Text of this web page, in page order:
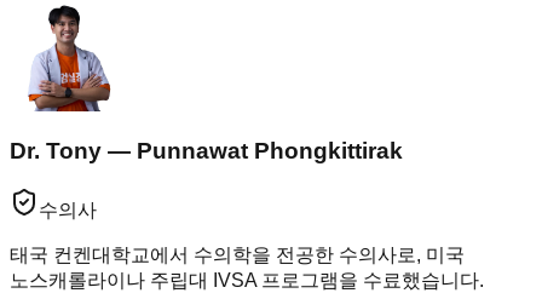
Dr. Tony — Punnawat Phongkittirak
수의사
태국 컨켄대학교에서 수의학을 전공한 수의사로, 미국
노스캐롤라이나 주립대 IVSA 프로그램을 수료했습니다.